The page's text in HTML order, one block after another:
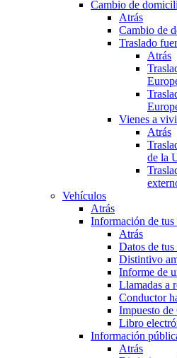
Cambio de
Atrás
Cambio de
Traslado
Atrás
Vienes a
Atrás
de la
Vehículos
Atrás
Información de
Atrás
Datos de
Distintivo
Informe de
Llamadas a
Conductor
Impuesto
Libro
Información
Atrás